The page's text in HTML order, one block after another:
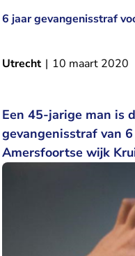
6 jaar gevangenisstraf
Utrecht | 10 maart 2020
Een 45-jarige man is
gevangenisstraf van
Amersfoortse wijk